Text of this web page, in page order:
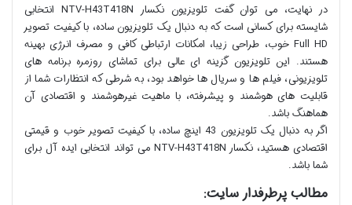
در نهایت، می توان گفت تلویزیون نکسار NTV-H43T418N انتخابی
شایسته برای کسانی است که به دنبال یک تلویزیون ساده، با کیفیت تصویر
Full HD خوب، طراحی زیبا، امکانات ارتباطی کافی و مصرف انرژی بهینه
هستند. این تلویزیون گزینه ای عالی برای تماشای روزمره برنامه های
تلویزیونی، فیلم ها و سریال ها خواهد بود، به شرطی که انتظارات شما از
قابلیت های هوشمند و پیشرفته، با ماهیت غیرهوشمند و اقتصادی آن
هماهنگ باشد.
اگر به دنبال یک تلویزیون 43 اینچ ساده، با کیفیت تصویر خوب و قیمتی
اقتصادی هستید، نکسار NTV-H43T418N می تواند انتخابی ایده آل برای
شما باشد.
مطالب پرطرفدار سایت: